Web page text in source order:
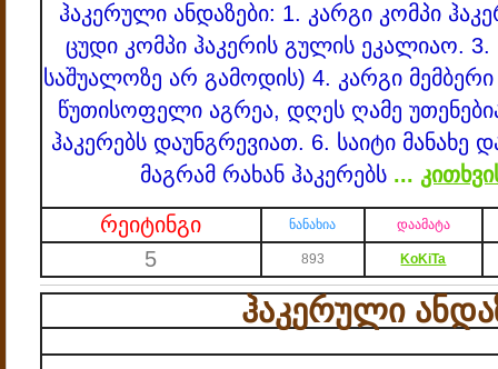
ჰაკერული ანდაზები: 1. კარგი კომპი
ცუდი კომპი ჰაკერის გულის ეკალიაო. 3.
საშუალოზე არ გამოდის)4. კარგი
წუთისოფელი აგრეა, დღეს ღამე
ჰაკერებს დაუნგრევიათ. 6. საიტი მანახე
მაგრამ რახან ჰაკერებს ...
რეიტინგი ნანახია დაამატა
5 893 KoKiTa
ჰაკერული